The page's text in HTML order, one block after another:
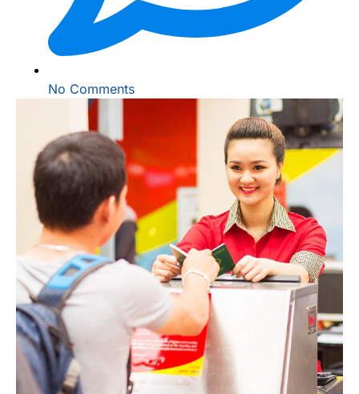
No Comments